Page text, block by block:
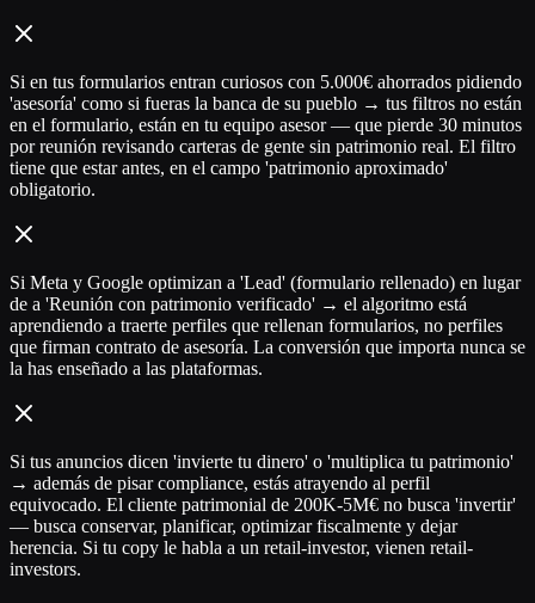
Si en tus formularios entran curiosos con 5.000€ ahorrados pidiendo
'asesoría' como si fueras la banca de su pueblo → tus filtros no están
en el formulario, están en tu equipo asesor — que pierde 30 minutos
por reunión revisando carteras de gente sin patrimonio real. El filtro
tiene que estar antes, en el campo 'patrimonio aproximado'
obligatorio.
Si Meta y Google optimizan a 'Lead' (formulario rellenado) en lugar
de a 'Reunión con patrimonio verificado' → el algoritmo está
aprendiendo a traerte perfiles que rellenan formularios, no perfiles
que firman contrato de asesoría. La conversión que importa nunca se
la has enseñado a las plataformas.
Si tus anuncios dicen 'invierte tu dinero' o 'multiplica tu patrimonio'
→ además de pisar compliance, estás atrayendo al perfil
equivocado. El cliente patrimonial de 200K-5M€ no busca 'invertir'
— busca conservar, planificar, optimizar fiscalmente y dejar
herencia. Si tu copy le habla a un retail-investor, vienen retail-
investors.